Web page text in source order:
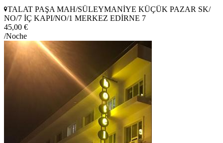
TALAT PAŞA MAH/SÜLEYMANİYE KÜÇÜK PAZAR SK/
NO/7 İÇ KAPI/NO/1 MERKEZ EDİRNE 7
45,00 €
/Noche